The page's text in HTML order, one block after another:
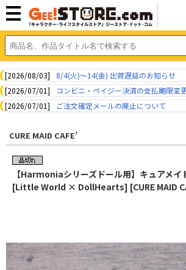
[2026/08/03]
8/4(火)～14(金) 出荷遅延のお知らせ
[2026/07/01]
コンビニ・ペイジー決済の支払期限変
[2026/07/01]
ご注文確定メールの廃止について
CURE MAID CAFE’
【Harmoniaシリーズドール用】キュアメイ
[Little World × DollHearts] [CURE MAID